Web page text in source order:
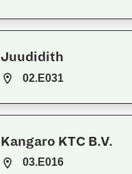
Juudidith
02.E031
Kangaro KTC B.V.
03.E016